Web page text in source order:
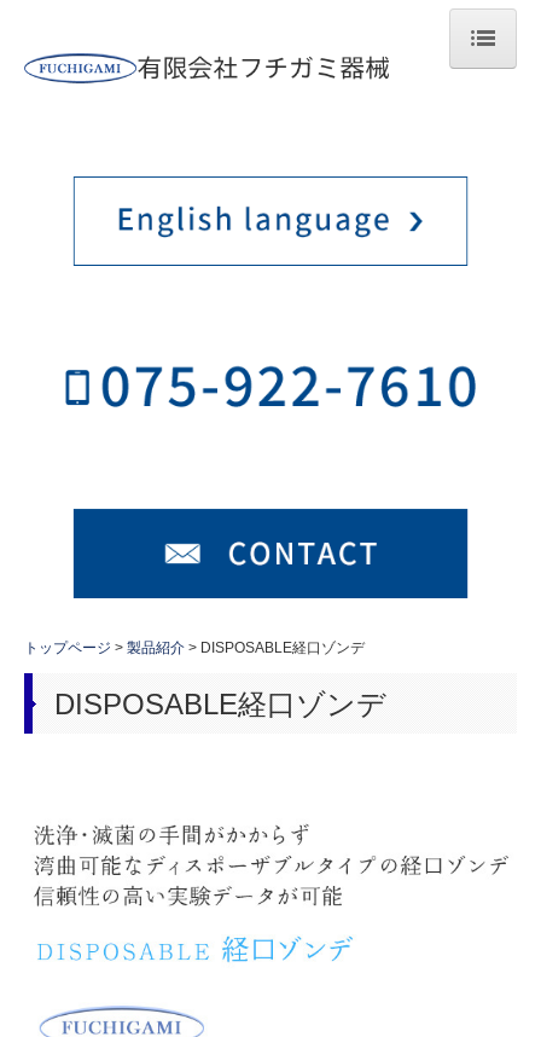
当社製品の特長
製品紹介
ディスポシリンジ0.5ml
トップページ 製品紹介 DISPOSABLE経口ゾンデ
DISPOSABLE経口ゾンデ